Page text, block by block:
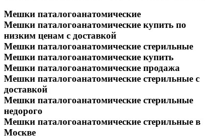
Мешки паталогоанатомические
Мешки паталогоанатомические купить по
низким ценам с доставкой
Мешки паталогоанатомические стерильные
Мешки паталогоанатомические купить
Мешки паталогоанатомические продажа
Мешки паталогоанатомические стерильные с
доставкой
Мешки паталогоанатомические стерильные
недорого
Мешки паталогоанатомические стерильные в
Москве